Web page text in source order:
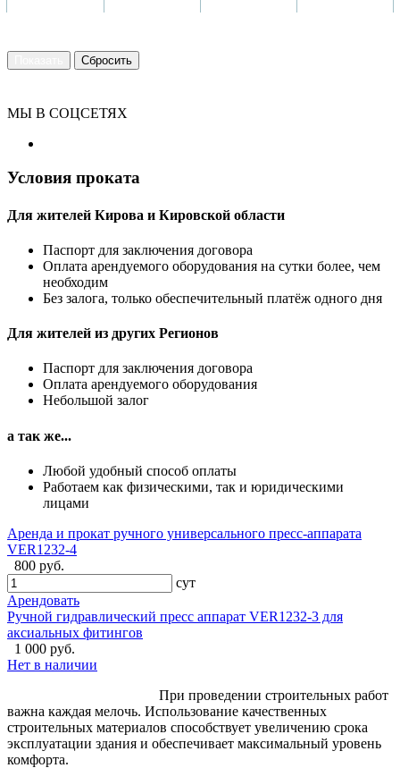
МЫ В СОЦСЕТЯХ
Условия проката
Для жителей Кирова и Кировской области
Паспорт для заключения договора
Оплата арендуемого оборудования на сутки более, чем
необходим
Без залога, только обеспечительный платёж одного дня
Для жителей из других Регионов
Паспорт для заключения договора
Оплата арендуемого оборудования
Небольшой залог
а так же...
Любой удобный способ оплаты
Работаем как физическими, так и юридическими
лицами
Аренда и прокат ручного универсального пресс-аппарата
VER1232-4
800 руб.
сут
Арендовать
Ручной гидравлический пресс аппарат VER1232-3 для
аксиальных фитингов
1 000 руб.
Нет в наличии
При проведении строительных работ
важна каждая мелочь. Использование качественных
строительных материалов способствует увеличению срока
эксплуатации здания и обеспечивает максимальный уровень
комфорта.